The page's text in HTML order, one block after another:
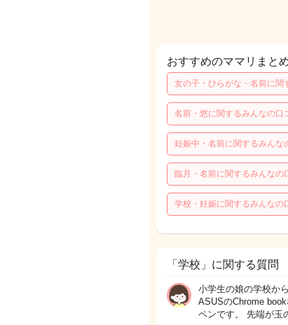
おすすめのママリまと
女の子・ひらがな・名前に関
名前・悠に関するみんなの口
妊娠中・名前に関するみんな
臨月・名前に関するみんなの
学校・妊娠に関するみんなの
「学校」に関する質問
小学生の娘の学校か
ASUSのChrome
ペンです。 先端が玉